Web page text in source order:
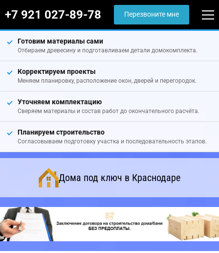
+7 921 027-89-78 Перезвоните мне
Готовим материалы сами
Отбираем древесину и подготавливаем детали домокомплекта.
Корректируем проекты
Меняем планировку, расположение окон, дверей и перегородок.
Уточняем комплектацию
Сверяем материалы и состав работ до окончательного расчёта.
Планируем строительство
Согласовываем подготовку участка и последовательность этапов.
Дома под ключ в Краснодаре